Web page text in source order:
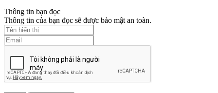
Thông tin bạn đọc
Thông tin của bạn đọc sẽ được bảo mật an toàn.